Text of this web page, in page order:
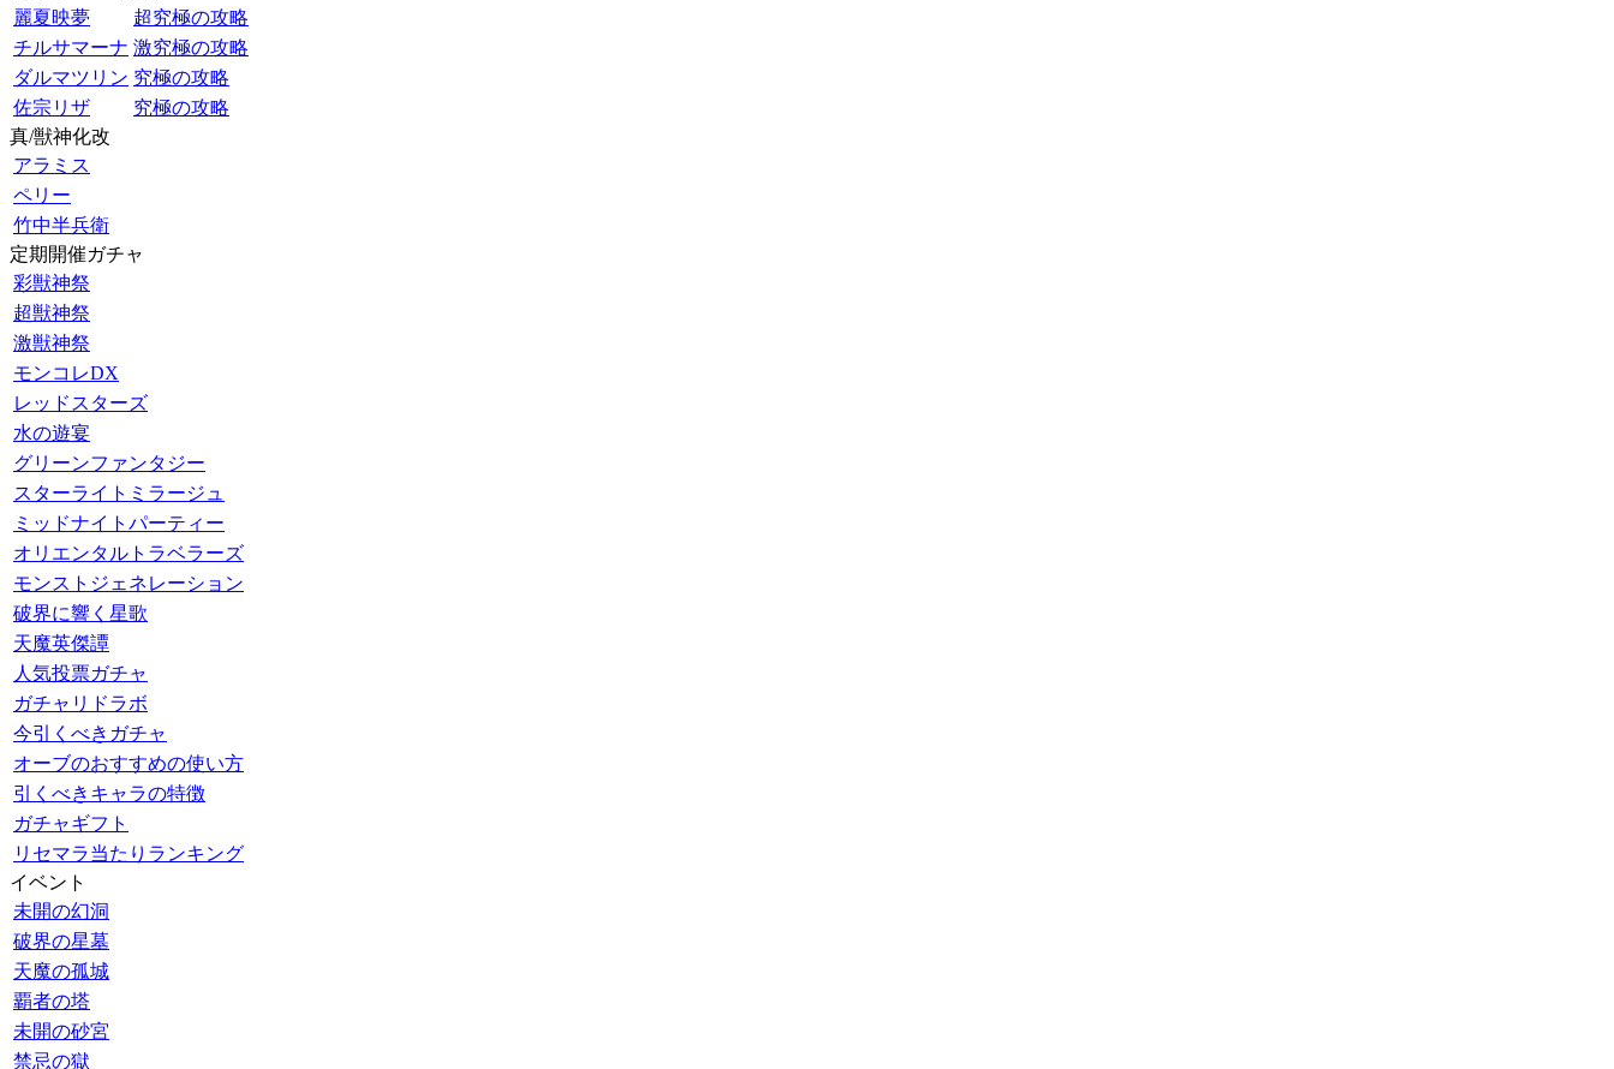
麗夏映夢
超究極の攻略
チルサマーナ 激究極の攻略
ダルマツリン 究極の攻略
佐宗リザ
究極の攻略
真/獣神化改
アラミス
ペリー
竹中半兵衛
定期開催ガチャ
彩獣神祭
超獣神祭
激獣神祭
モンコレDX
レッドスターズ
水の遊宴
グリーンファンタジー
スターライトミラージュ
ミッドナイトパーティー
オリエンタルトラベラーズ
モンストジェネレーション
破界に響く星歌
天魔英傑譚
人気投票ガチャ
ガチャリドラボ
今引くべきガチャ
オーブのおすすめの使い方
引くべきキャラの特徴
ガチャギフト
リセマラ当たりランキング
イベント
未開の幻洞
破界の星墓
天魔の孤城
覇者の塔
未開の砂宮
禁忌の獄